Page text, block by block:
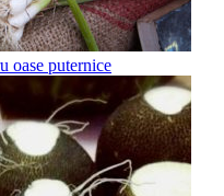
oase puternice